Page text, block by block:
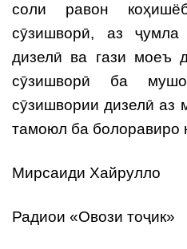
соли равон
сӯзишворӣ, аз ҷумла
дизелӣ ва гази моеъ
сӯзишворӣ ба
сӯзишвории дизелӣ аз
тамоюл ба болоравиро
Мирсаиди Хайрулло
Радиои «Овози тоҷик»